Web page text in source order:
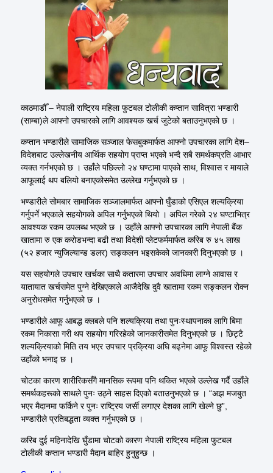
काठमाडौँ – नेपाली राष्ट्रिय महिला फुटबल टोलीकी कप्तान सावित्रा भण्डारी
(साम्बा)ले आफ्नो उपचारको लागि आवश्यक खर्च जुटेको बताउनुभएको छ ।
कप्तान भण्डारीले सामाजिक सञ्जाल फेसबुकमार्फत आफ्नो उपचारका लागि देश–
विदेशबाट उल्लेखनीय आर्थिक सहयोग प्राप्त भएको भन्दै सबै समर्थकप्रति आभार
व्यक्त गर्नभएको छ । उहाँले पछिल्लो २४ घण्टामा पाएको साथ, विश्वास र मायाले
आफूलाई थप बलियो बनाएकोसमेत उल्लेख गर्नुभएको छ ।
भण्डारीले सोमबार सामाजिक सञ्जालमार्फत आफ्नो घुँडाको एसिएल शल्यक्रिया
गर्नुपर्ने भएकाले सहयोगको अपिल गर्नुभएको थियो । अपिल गरेको २४ घण्टाभित्र
आवश्यक रकम उपलब्ध भएको छ । उहाँले आफ्नो उपचारका लागि नेपाली बैंक
खातामा रु एक करोडभन्दा बढी तथा विदेशी प्लेटफर्ममार्फत करिब रु ४५ लाख
(५२ हजार न्युजिल्यान्ड डलर) सङ्कलन भइसकेको जानकारी दिनुभएको छ ।
यस सहयोगले उपचार खर्चका साथै कतारमा उपचार अवधिमा लाग्ने आवास र
यातायात खर्चसमेत पुग्ने देखिएकाले आजैदेखि दुवै खातामा रकम सङ्कलन रोक्न
अनुरोधसमेत गर्नुभएको छ ।
भण्डारीले आफू आबद्ध क्लबले पनि शल्यक्रिया तथा पुनःस्थापनाका लागि बिमा
रकम निकासा गरी थप सहयोग गरिरहेको जानकारीसमेत दिनुभएको छ । छिट्टै
शल्यक्रियाको मिति तय भएर उपचार प्रक्रिया अघि बढ्नेमा आफू विश्वस्त रहेको
उहाँको भनाइ छ ।
चोटका कारण शारीरिकसँगै मानसिक रूपमा पनि थकित भएको उल्लेख गर्दै उहाँले
समर्थकहरूको साथले पुनः उठ्ने साहस दिएको बताउनुभएको छ । “अझ मजबुत
भएर मैदानमा फर्किने र पुनः राष्ट्रिय जर्सी लगाएर देशका लागि खेल्ने छु”,
भण्डारीले प्रतिबद्धता व्यक्त गर्नुभएको छ ।
करिब दुई महिनादेखि घुँडामा चोटको कारण नेपाली राष्ट्रिय महिला फुटबल
टोलीकी कप्तान भण्डारी मैदान बाहिर हुनुहुन्छ ।